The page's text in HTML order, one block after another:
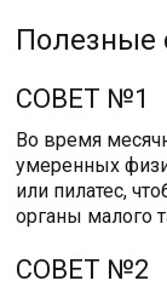
Полезные
СОВЕТ №1
Во время
умеренных
или пилатес,
органы малого
СОВЕТ №2